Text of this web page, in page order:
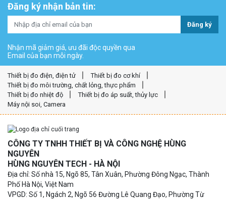
Đăng ký nhận bản tin:
Đăng ký
Nhận mã giảm giá, ưu đãi độc quyền qua
Email của bạn mỗi ngày.
Thiết bị đo điện, điện tử
Thiết bị đo cơ khí
Thiết bị đo môi trường, chất lỏng, thực phẩm
Thiết bị đo nhiệt độ
Thiết bị đo áp suất, thủy lực
Máy nội soi, Camera
CÔNG TY TNHH THIẾT BỊ VÀ CÔNG NGHỆ HÙNG
NGUYÊN
HÙNG NGUYÊN TECH - HÀ NỘI
Địa chỉ: Số nhà 15, Ngõ 85, Tân Xuân, Phường Đông Ngạc, Thành
Phố Hà Nội, Việt Nam
VPGD: Số 1, Ngách 2, Ngõ 56 Đường Lê Quang Đạo, Phường Từ